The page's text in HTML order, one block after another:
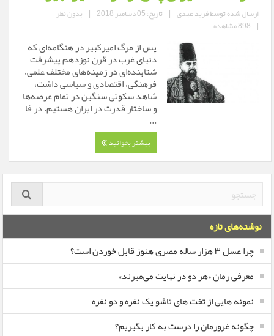
ارسال شده توسطفرید عبدی | تاریخ: 05 دسامبر 2018 | بدون نظر
| 898 مشاهده
پس از مرگ امیرکبیر در هنگامه‌ای که
دنیای غرب در قرن نوزدهم پیشرفت
شتابنده‌ای در زمینه‌های مختلف علمی،
فرهنگی، اقتصادی و سیاسی داشت،
شاهد سکوتی سنگین در تمام عرصه‌ها
و ساختار قدرت در ایران هستیم. در فا
...
بیشتر بخوانید
نوشته‌های تازه
چرا عسل ۳ هزار ساله‌ مصری هنوز قابل خوردن است؟
معرفی رمان «هر دو در نهایت می‌میرند»
نمونه هایی از تخت های تاشو یک نفره و دو نفره
چگونه غرورمان را درست به کار بگیریم؟